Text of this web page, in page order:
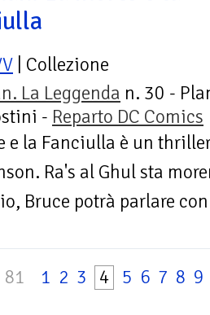
| Collezione
La Leggenda n. 30 -
- Reparto DC Comics
e la Fanciulla è un
Ra's al Ghul sta
Bruce potrà parlare
81 1 2 3 4 5 6 7 8 9